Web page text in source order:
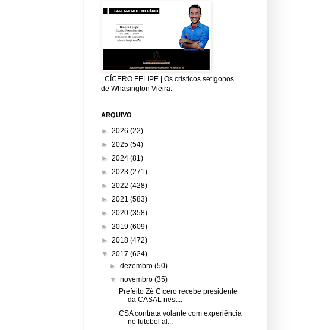
| CÍCERO FELIPE | Os crísticos setígonos
de Whasington Vieira.
ARQUIVO
► 2026 (22)
► 2025 (54)
► 2024 (81)
► 2023 (271)
► 2022 (428)
► 2021 (583)
► 2020 (358)
► 2019 (609)
► 2018 (472)
▼ 2017 (624)
►dezembro(50)
▼novembro(35)
Prefeito Zé Cícero recebe presidente
da CASAL nest...
CSA contrata volante com experiência
no futebol al...